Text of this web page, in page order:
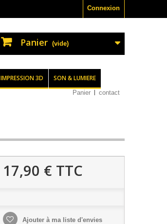
Connexion
Panier (vide)
IMPRESSION 3D SON & LUMIERE
Panier contact
17,90 € TTC
Ajouter à ma liste d'envies